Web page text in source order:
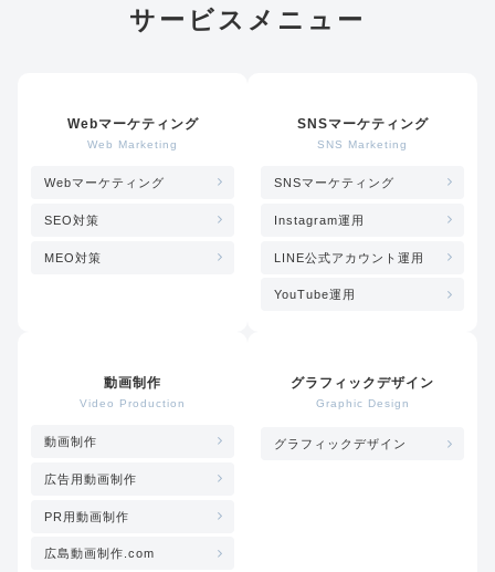
サービスメニュー
Webマーケティング
Web Marketing
Webマーケティング
SEO対策
MEO対策
SNSマーケティング
SNS Marketing
SNSマーケティング
Instagram運用
LINE公式アカウント運用
YouTube運用
動画制作
Video Production
動画制作
広告用動画制作
PR用動画制作
広島動画制作.com
グラフィックデザイン
Graphic Design
グラフィックデザイン